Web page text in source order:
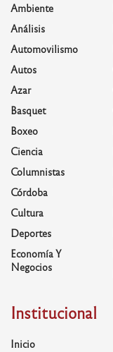
Ambiente
Análisis
Automovilismo
Autos
Azar
Basquet
Boxeo
Ciencia
Columnistas
Córdoba
Cultura
Deportes
Economía Y
Negocios
Institucional
Inicio